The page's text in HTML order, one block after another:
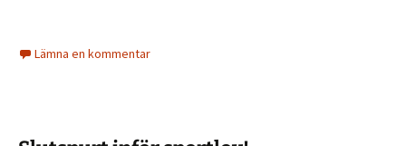
Lämna en kommentar